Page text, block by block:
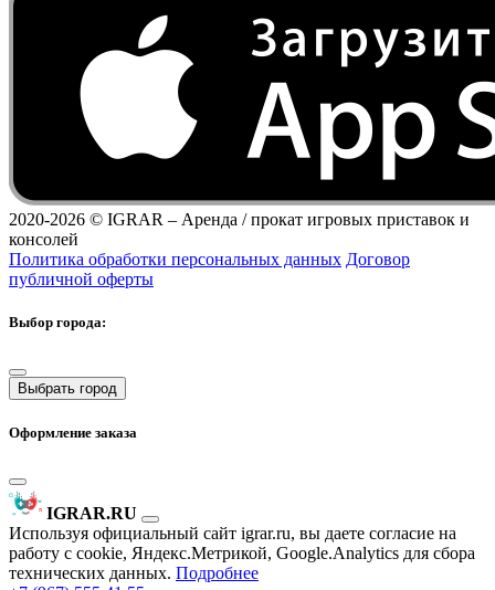
2020-2026 © IGRAR – Аренда / прокат игровых приставок и
консолей
Политика обработки персональных данных Договор
публичной оферты
Выбор города:
Выбрать город
Оформление заказа
IGRAR.RU
Используя официальный сайт igrar.ru, вы даете согласие на
работу с cookie, Яндекс.Метрикой, Google.Analytics для сбора
технических данных. Подробнее